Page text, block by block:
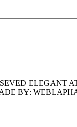
ELEGANT
BY: